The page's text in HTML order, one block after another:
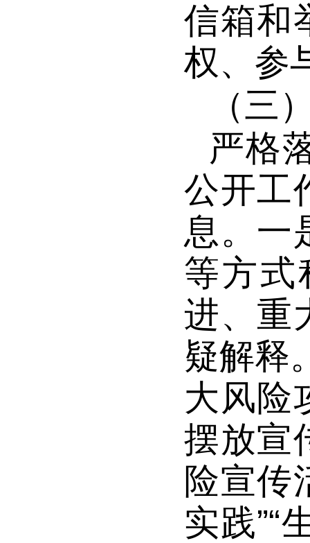
信箱和
权、参
（三
严格
公开工
息。一
等方式
进、重
疑解释
大风险
摆放宣
险宣传
实践”“